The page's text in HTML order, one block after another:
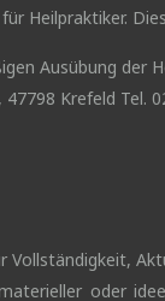
Heilpraktiker.
Ausübung
Krefeld Tel.
Vollständigkeit,
oder